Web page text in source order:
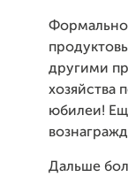
другими
хозяйства
юбилеи!
Дальше